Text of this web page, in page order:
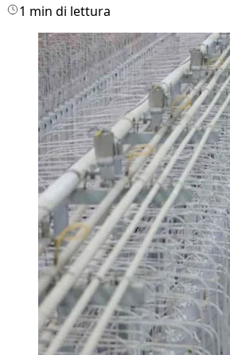
1 min di lettura